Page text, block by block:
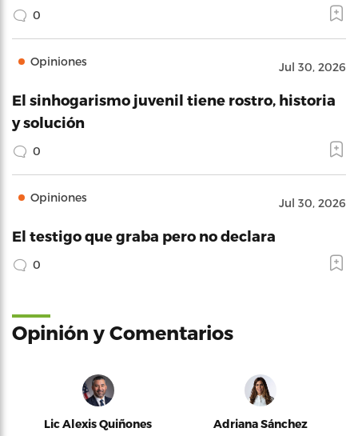
0
Opiniones Jul 30, 2026
El sinhogarismo juvenil tiene rostro, historia
y solución
0
Opiniones Jul 30, 2026
El testigo que graba pero no declara
0
Opinión y Comentarios
Lic Alexis Quiñones Adriana Sánchez